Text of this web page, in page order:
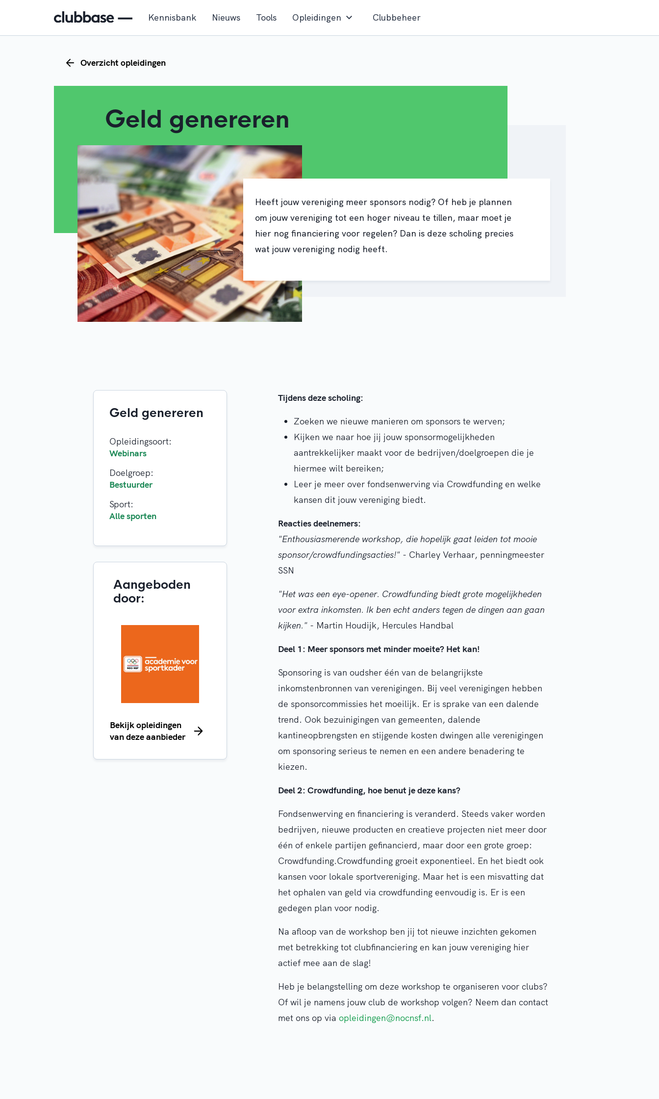
Kennisbank Nieuws Tools Opleidingen Clubbeheer
Overzicht opleidingen
Geld genereren
Heeft jouw vereniging meer sponsors nodig? Of heb je plannen
om jouw vereniging tot een hoger niveau te tillen, maar moet je
hier nog financiering voor regelen? Dan is deze scholing precies
wat jouw vereniging nodig heeft.
Geld genereren
Opleidingsoort:
Webinars
Doelgroep:
Bestuurder
Sport:
Alle sporten
Aangeboden
door:
Bekijk opleidingen
van deze aanbieder
Tijdens deze scholing:
Zoeken we nieuwe manieren om sponsors te werven;
Kijken we naar hoe jij jouw sponsormogelijkheden
aantrekkelijker maakt voor de bedrijven/doelgroepen die je
hiermee wilt bereiken;
Leer je meer over fondsenwerving via Crowdfunding en welke
kansen dit jouw vereniging biedt.
Reacties deelnemers:
"Enthousiasmerende workshop, die hopelijk gaat leiden tot mooie
sponsor/crowdfundingsacties!" - Charley Verhaar, penningmeester
SSN
"Het was een eye-opener. Crowdfunding biedt grote mogelijkheden
voor extra inkomsten. Ik ben echt anders tegen de dingen aan gaan
kijken." - Martin Houdijk, Hercules Handbal
Deel 1: Meer sponsors met minder moeite? Het kan!
Sponsoring is van oudsher één van de belangrijkste
inkomstenbronnen van verenigingen. Bij veel verenigingen hebben
de sponsorcommissies het moeilijk. Er is sprake van een dalende
trend. Ook bezuinigingen van gemeenten, dalende
kantineopbrengsten en stijgende kosten dwingen alle verenigingen
om sponsoring serieus te nemen en een andere benadering te
kiezen.
Deel 2: Crowdfunding, hoe benut je deze kans?
Fondsenwerving en financiering is veranderd. Steeds vaker worden
bedrijven, nieuwe producten en creatieve projecten niet meer door
één of enkele partijen gefinancierd, maar door een grote groep:
Crowdfunding.Crowdfunding groeit exponentieel. En het biedt ook
kansen voor lokale sportvereniging. Maar het is een misvatting dat
het ophalen van geld via crowdfunding eenvoudig is. Er is een
gedegen plan voor nodig.
Na afloop van de workshop ben jij tot nieuwe inzichten gekomen
met betrekking tot clubfinanciering en kan jouw vereniging hier
actief mee aan de slag!
Heb je belangstelling om deze workshop te organiseren voor clubs?
Of wil je namens jouw club de workshop volgen? Neem dan contact
met ons op viaopleidingen@nocnsf.nl.